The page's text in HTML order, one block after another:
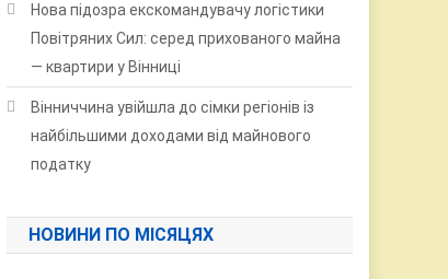
Нова підозра екскомандувачу логістики
Повітряних Сил: серед прихованого майна
— квартири у Вінниці
Вінниччина увійшла до сімки регіонів із
найбільшими доходами від майнового
податку
НОВИНИ ПО МІСЯЦЯХ